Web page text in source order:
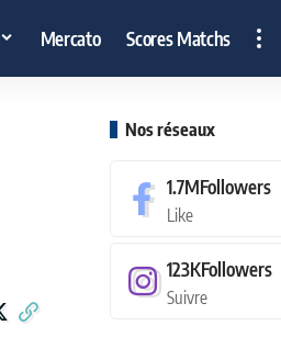
Mercato Scores Matchs
Nos réseaux
1.7MFollowers
Like
123KFollowers
Suivre